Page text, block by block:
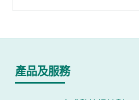
產品及服務